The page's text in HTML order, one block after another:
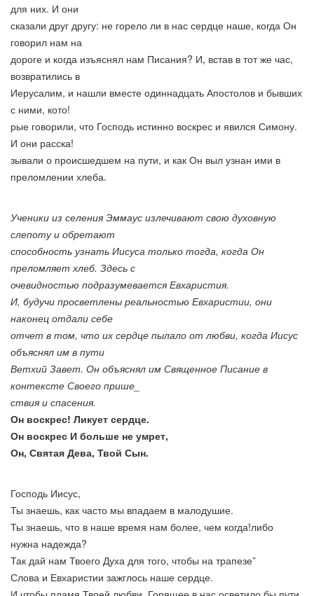
для них. И они
сказали друг другу: не горело ли в нас сердце наше, когда Он
говорил нам на
дороге и когда изъяснял нам Писания? И, встав в тот же час,
возвратились в
Иерусалим, и нашли вместе одиннадцать Апостолов и бывших
с ними, кото!
рые говорили, что Господь истинно воскрес и явился Симону.
И они расска!
зывали о происшедшем на пути, и как Он выл узнан ими в
преломлении хлеба.
Ученики из селения Эммаус излечивают свою духовную
слепоту и обретают
способность узнать Иисуса только тогда, когда Он
преломляет хлеб. Здесь с
очевидностью подразумевается Евхаристия.
И, будучи просветлены реальностью Евхаристии, они
наконец отдали себе
отчет в том, что их сердце пылало от любви, когда Иисус
объяснял им в пути
Ветхий Завет. Он объяснял им Священное Писание в
контексте Своего прише_
ствия и спасения.
Он воскрес! Ликует сердце.
Он воскрес И больше не умрет,
Он, Святая Дева, Твой Сын.
Господь Иисус,
Ты знаешь, как часто мы впадаем в малодушие.
Ты знаешь, что в наше время нам более, чем когда!либо
нужна надежда?
Так дай нам Твоего Духа для того, чтобы на трапезе”
Слова и Евхаристии зажглось наше сердце.